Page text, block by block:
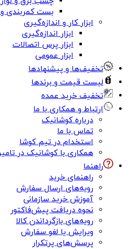
بست کمربندی و
ابزار کار و اندازه‌گیری
ابزار اندازه‌گیری
ابزار پرس اتصالات
ابزار عمومی
تخفیف‌ها و پیشنهادها
لیست قیمت و برندها
تخفیف خرید عمده
ارتباط و همکاری با ما
درباره کوشانیک
تماس با ما
استخدام در تیم کوشا
همکاری با کوشانیک در
راهنما
راهنمای خرید
رویه‌های ارسال سفارش
آموزش خرید سازمانی
نحوه دریافت پیش‌فاکتور
رویه‌های بازگرداندن کالا
ویرایش یا لغو سفارش
پرسش‌های پرتکرار